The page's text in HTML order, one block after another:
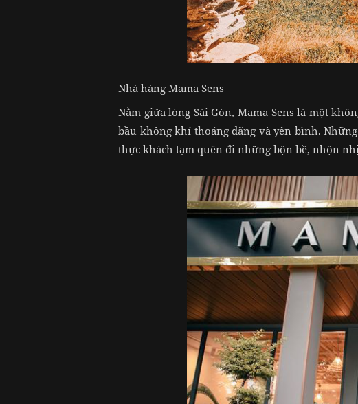
Nhà hàng Mama Sens
Nằm giữa lòng Sài Gòn, Mama Sens là một
bầu không khí thoáng đãng và yên bình.
thực khách tạm quên đi những bộn bề, nhộn